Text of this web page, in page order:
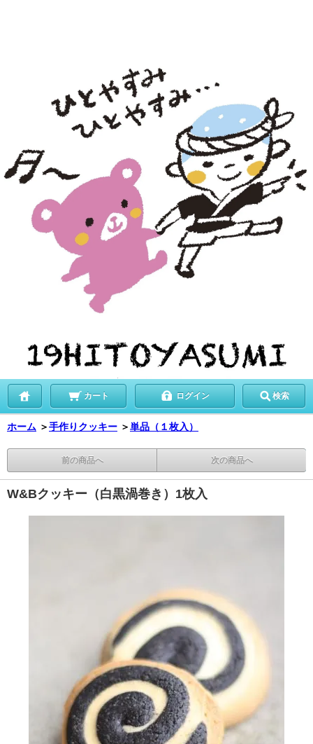
カート ログイン 検索
ホーム ＞手作りクッキー ＞単品（１枚入）
前の商品へ 次の商品へ
W&Bクッキー（白黒渦巻き）1枚入